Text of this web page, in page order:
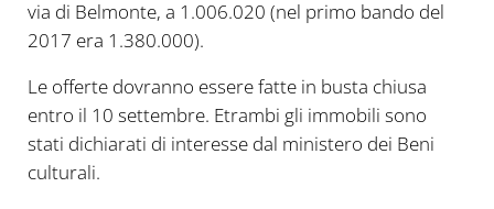
via di Belmonte, a 1.006.020 (nel primo bando del
2017 era 1.380.000).
Le offerte dovranno essere fatte in busta chiusa
entro il 10 settembre. Etrambi gli immobili sono
stati dichiarati di interesse dal ministero dei Beni
culturali.